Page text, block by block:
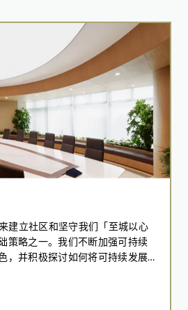
的业务中培育专业新力军的重要
三项临床实习及交流计划。在为
，松龄为75名就读医疗护理课程
，内容涵盖监测生命体征、感染
理技能，有效强化学员的专业和
的成功，松龄将继续推出不同方
人才加入康健护理行业，同
及领导力，为行业的可持续发
，华懋集团举办「轻•型」上班日
黄四种颜色的服饰，分别象征健康
与创新元素，将低碳理念融入日常
持续发展文化。
建立社区和坚守我们「至城以心
策略之一。我们不断加强可持续
，并积极探讨如何将可持续发展
的转移，我们建构了一个综合和
涵盖了不同与企业可持续发展相